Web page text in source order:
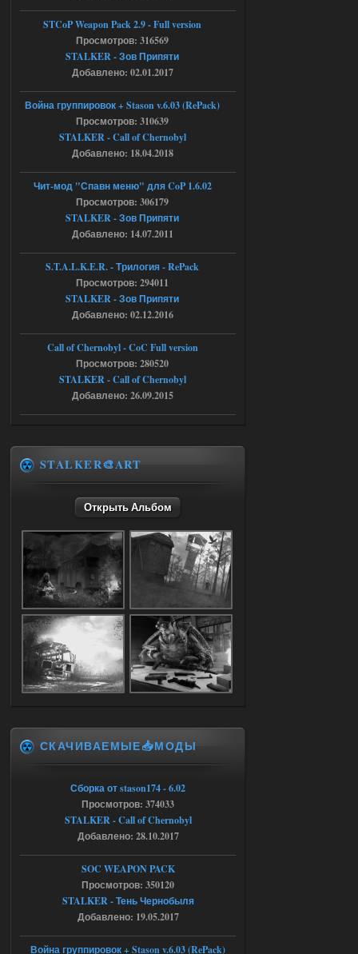
[error]Expression : FATAL ERROR
[error]Function :
CScriptEngine::lua_pcall_failed
[error]File : D:\a\OGSR-
Engine\OGSR-
Engine\ogsr_engine\COMMON_AI\scrip
[error]Line : 75
[error]Description :
[CScriptEngine::lua_pcall_failed]: ... -
chernobyl\gamedata\scripts\xr_camper.sc
ript:510: attempt to index local 'manager'
(a nil value)
Вылет после захода в Припять.
05.08.2026
Скованные одной цепью
18:37
r4908778
с избавлением от баласта,
доходяга.
Путь во мгле + GUNSLINGER mod
Stalker-Mods-Clan-su
Доступно только для пользователей
Путь во мгле + GUNSLINGER mod
stalker673920
где пароль?
Ответить ➤
05.08.2026
Dead Air: Refined
09:03
Stalker-Mods-Clan-su
Доступно только для пользователей
Объединенный Пак 2 + OGSR +
STCoP WP 3.4
Stalker-Mods-Clan-su
Доступно только для пользователей
Ответить ➤
Объединенный Пак 2 + OGSR +
STCoP WP 3.4
STCoP Weapon Pack 2.9 - Full version
Просмотров: 316569
STALKER - Зов Припяти
Добавлено: 02.01.2017
Война группировок + Stason v.6.03 (RePack)
Просмотров: 310639
STALKER - Call of Chernobyl
Добавлено: 18.04.2018
Чит-мод "Спавн меню" для CoP 1.6.02
Просмотров: 306179
STALKER - Зов Припяти
Добавлено: 14.07.2011
S.T.A.L.K.E.R. - Трилогия - RePack
Просмотров: 294011
STALKER - Зов Припяти
Добавлено: 02.12.2016
Call of Chernobyl - CoC Full version
Просмотров: 280520
STALKER - Call of Chernobyl
Добавлено: 26.09.2015
STALKER🎨ART
Открыть Альбом
СКАЧИВАЕМЫЕ📥МОДЫ
Сборка от stason174 - 6.02
Просмотров: 374033
STALKER - Call of Chernobyl
Добавлено: 28.10.2017
SOC WEAPON PACK
Просмотров: 350120
STALKER - Тень Чернобыля
Добавлено: 19.05.2017
Война группировок + Stason v.6.03 (RePack)